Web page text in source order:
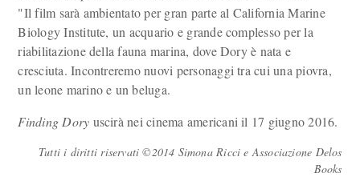
"Il film sarà ambientato per gran parte al California Marine
Biology Institute, un acquario e grande complesso per la
riabilitazione della fauna marina, dove Dory è nata e
cresciuta. Incontreremo nuovi personaggi tra cui una piovra,
un leone marino e un beluga.
Finding Dory uscirà nei cinema americani il 17 giugno 2016.
Tutti i diritti riservati ©2014 Simona Ricci e Associazione Delos
Books